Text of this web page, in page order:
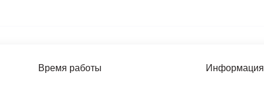
Время работы Информация